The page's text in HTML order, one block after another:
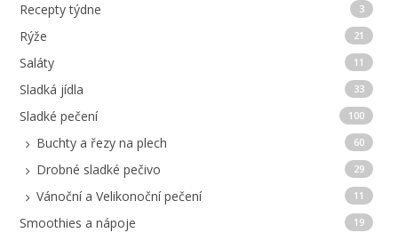
Recepty týdne 3
Rýže 21
Saláty 11
Sladká jídla 33
Sladké pečení 100
Buchty a řezy na plech 60
Drobné sladké pečivo 29
Vánoční a Velikonoční pečení 11
Smoothies a nápoje 19